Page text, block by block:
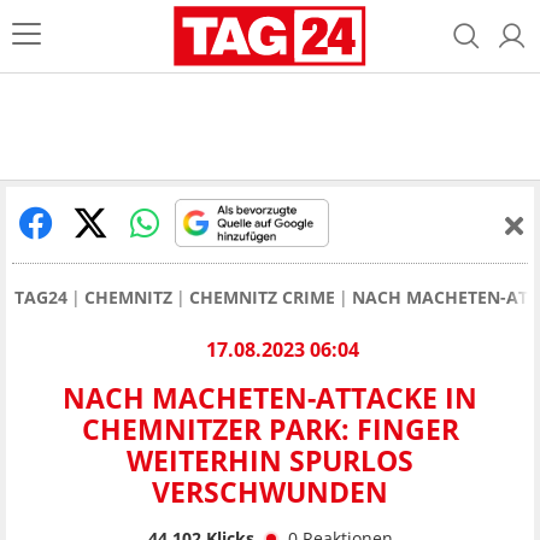
TAG24 CHEMNITZ CHEMNITZ CRIME NACH MACHETEN-
17.08.2023 06:04
NACH MACHETEN-ATTACKE IN
CHEMNITZER PARK: FINGER
WEITERHIN SPURLOS
VERSCHWUNDEN